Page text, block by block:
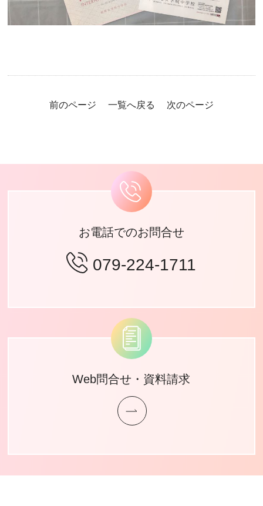
前のページ 次のページ
一覧へ戻る
お電話でのお問合せ
079-224-1711
Web問合せ・資料請求